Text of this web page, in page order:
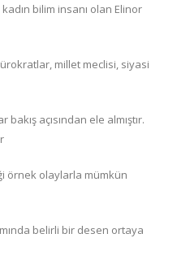
bilim insanı olan Elinor
millet meclisi, siyasi
bakış açısından ele almıştır.
örnek olaylarla mümkün
belirli bir desen ortaya